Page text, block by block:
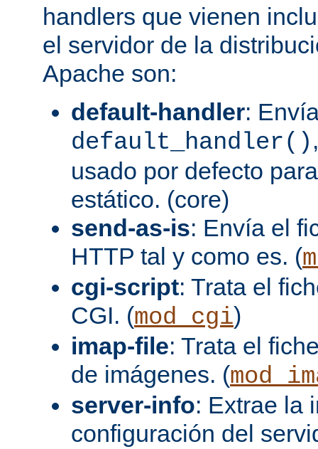
handlers que vienen
el servidor de la
Apache son:
default-handler:
default_handler()
usado por defecto
estático. (core)
send-as-is: Envía el
HTTP tal y como es. (
cgi-script: Trata el
CGI. (mod_cgi)
imap-file: Trata el
de imágenes. (
server-info: Extrae la
configuración del